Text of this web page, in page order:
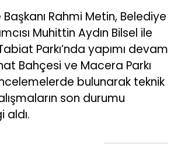
Başkanı Rahmi Metin, Belediye
Muhittin Aydın Bilsel ile
Parkı’nda yapımı devam
Bahçesi ve Macera Parkı
bulunarak teknik
son durumu
aldı.